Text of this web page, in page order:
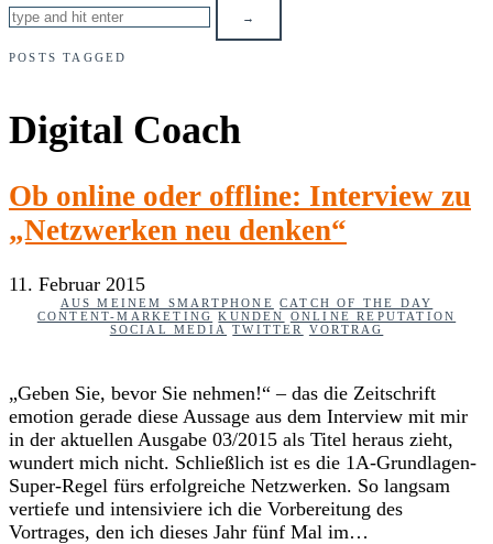
POSTS TAGGED
Digital Coach
Ob online oder offline: Interview zu
„Netzwerken neu denken“
11. Februar 2015
AUS MEINEM SMARTPHONE CATCH OF THE DAY
CONTENT-MARKETING
KUNDEN
ONLINE REPUTATION
SOCIAL MEDIA
TWITTER VORTRAG
„Geben Sie, bevor Sie nehmen!“ – das die Zeitschrift
emotion gerade diese Aussage aus dem Interview mit mir
in der aktuellen Ausgabe 03/2015 als Titel heraus zieht,
wundert mich nicht. Schließlich ist es die 1A-Grundlagen-
Super-Regel fürs erfolgreiche Netzwerken. So langsam
vertiefe und intensiviere ich die Vorbereitung des
Vortrages, den ich dieses Jahr fünf Mal im…